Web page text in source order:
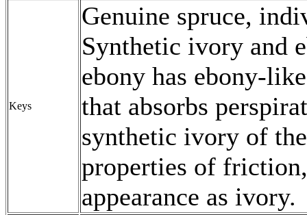
Keys
Genuine spruce,
Synthetic ivory and
ebony has ebony-
that absorbs
synthetic ivory of
properties of
appearance as ivory.